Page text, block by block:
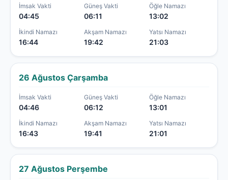
İmsak Vakti
04:45
Güneş Vakti
06:11
Öğle Namazı
13:02
İkindi Namazı
16:44
Akşam Namazı
19:42
Yatsı Namazı
21:03
26 Ağustos Çarşamba
İmsak Vakti
04:46
Güneş Vakti
06:12
Öğle Namazı
13:01
İkindi Namazı
16:43
Akşam Namazı
19:41
Yatsı Namazı
21:01
27 Ağustos Perşembe